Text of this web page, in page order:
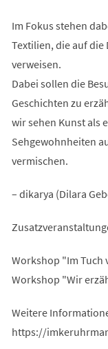
Im Fokus stehen
Textilien, die auf die
verweisen.
Dabei sollen die
Geschichten zu
wir sehen Kunst als
Sehgewohnheiten
vermischen.
– dikarya (Dilara
Workshop "Im Tuch
Workshop "Wir
Weitere
https://